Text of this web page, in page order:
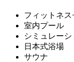
フィットネス
室内プール
シミュレー
日本式浴場
サウナ